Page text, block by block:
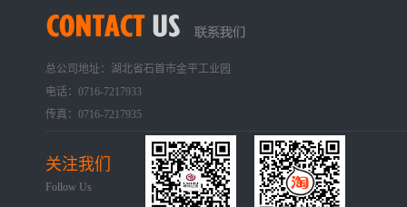
总公司地址：湖北省石首市金平工业园
电话：0716-7217933
传真：0716-7217935
关注我们
Follow Us